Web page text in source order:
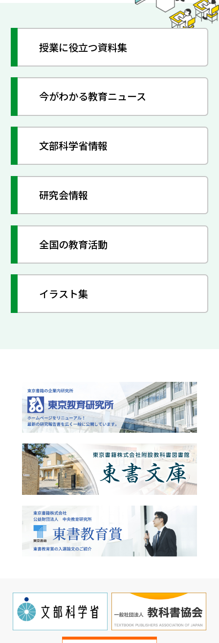
授業に役立つ資料集
今がわかる教育ニュース
文部科学省情報
研究会情報
全国の教育活動
イラスト集